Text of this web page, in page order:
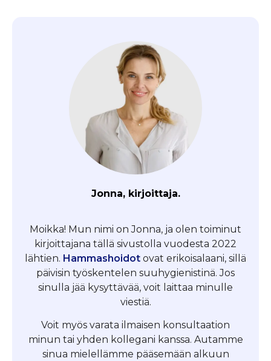
Jonna, kirjoittaja.
Moikka! Mun nimi on Jonna, ja olen toiminut
kirjoittajana tällä sivustolla vuodesta 2022
lähtien. Hammashoidot ovat erikoisalaani, sillä
päivisin työskentelen suuhygienistinä. Jos
sinulla jää kysyttävää, voit laittaa minulle
viestiä.
Voit myös varata ilmaisen konsultaation
minun tai yhden kollegani kanssa. Autamme
sinua mielellämme pääsemään alkuun